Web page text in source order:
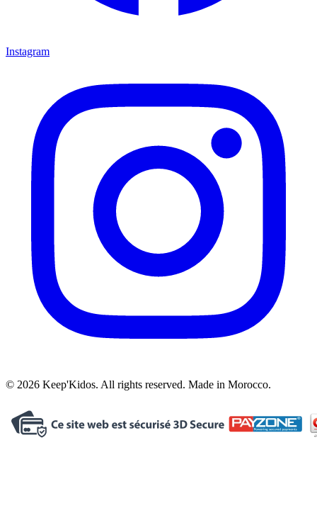
Instagram
© 2026 Keep'Kidos. All rights reserved. Made in Morocco.